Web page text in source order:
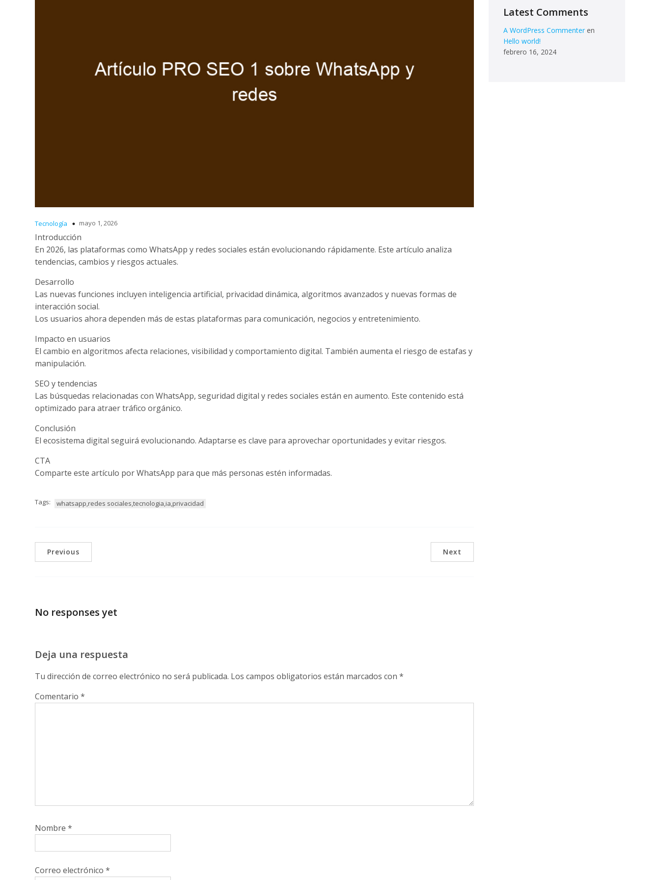
Tecnología mayo 1, 2026
Introducción
En 2026, las plataformas como WhatsApp y redes sociales están evolucionando rápidamente. Este artículo analiza
tendencias, cambios y riesgos actuales.
Desarrollo
Las nuevas funciones incluyen inteligencia artificial, privacidad dinámica, algoritmos avanzados y nuevas formas de
interacción social.
Los usuarios ahora dependen más de estas plataformas para comunicación, negocios y entretenimiento.
Impacto en usuarios
El cambio en algoritmos afecta relaciones, visibilidad y comportamiento digital. También aumenta el riesgo de estafas y
manipulación.
SEO y tendencias
Las búsquedas relacionadas con WhatsApp, seguridad digital y redes sociales están en aumento. Este contenido está
optimizado para atraer tráfico orgánico.
Conclusión
El ecosistema digital seguirá evolucionando. Adaptarse es clave para aprovechar oportunidades y evitar riesgos.
CTA
Comparte este artículo por WhatsApp para que más personas estén informadas.
Tags: whatsapp,redes sociales,tecnologia,ia,privacidad
Previous Next
No responses yet
Deja una respuesta
Tu dirección de correo electrónico no será publicada. Los campos obligatorios están marcados con *
Comentario *
Nombre *
Correo electrónico *
Latest Comments
A WordPress Commenter en
Hello world!
febrero 16, 2024